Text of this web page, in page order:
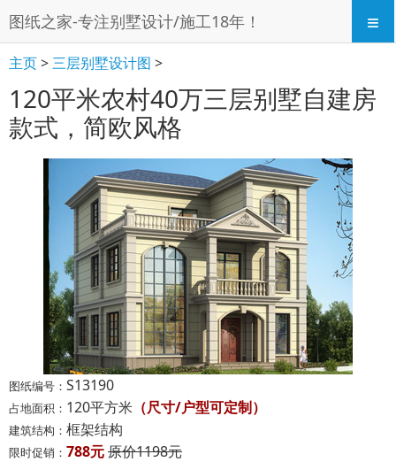
图纸之家-专注别墅设计/施工18年！ ≡
主页>三层别墅设计图 >
120平米农村40万三层别墅自建房
款式，简欧风格
图纸编号： S13190
占地面积： 120平方米 （尺寸/户型可定制）
建筑结构： 框架结构
限时促销： 788元原价1198元